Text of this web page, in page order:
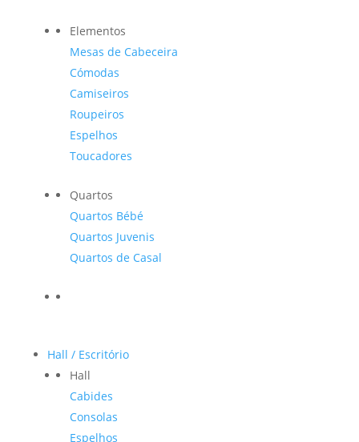
Elementos
Mesas de Cabeceira
Cómodas
Camiseiros
Roupeiros
Espelhos
Toucadores
Quartos
Quartos Bébé
Quartos Juvenis
Quartos de Casal
Hall / Escritório
Hall
Cabides
Consolas
Espelhos